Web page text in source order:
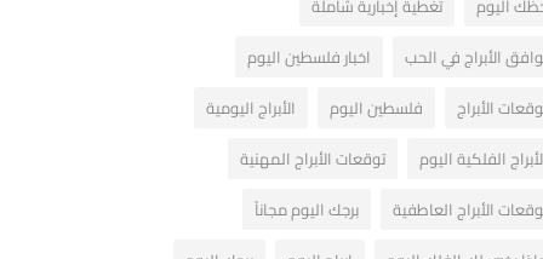
اليوم
تغطية إخبارية شاملة
الأبراج في الحب
اخبار فلسطين اليوم
الأبراج
فلسطين اليوم
الأبراج اليومية
الفلكية اليوم
توقعات الأبراج المهنية
الأبراج العاطفية
برجك اليوم مجاناً